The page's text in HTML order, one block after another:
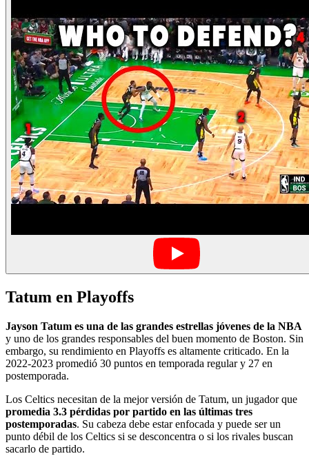
Tatum en Playoffs
Jayson Tatum es una de las grandes estrellas jóvenes de la NBA
y uno de los grandes responsables del buen momento de Boston. Sin
embargo, su rendimiento en Playoffs es altamente criticado. En la
2022-2023 promedió 30 puntos en temporada regular y 27 en
postemporada.
Los Celtics necesitan de la mejor versión de Tatum, un jugador que
promedia 3.3 pérdidas por partido en las últimas tres
postemporadas. Su cabeza debe estar enfocada y puede ser un
punto débil de los Celtics si se desconcentra o si los rivales buscan
sacarlo de partido.